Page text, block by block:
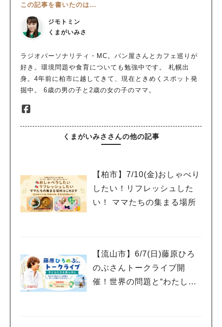
この記事を書いたのは…
ジモトミン
くまがいみさ
ラジオパーソナリティ・MC。パン屋さんとカフェ巡りが
好き。環境問題や食育についても勉強中です。 札幌出
身。4年前に柏市に越してきて、現在ときめくスポット発
掘中。 6歳の男の子と2歳の女の子のママ。
くまがいみささんの他の記事
【柏市】7/10(金)おしゃべり
したい！リフレッシュした
い！ ママたちの集まる場所
【流山市】6/7(日)藤原ひろ
のぶさんトークライブ開
催！世界の問題と“わたした